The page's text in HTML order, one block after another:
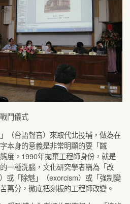
鬥儀式
（台語聲音）來取代北投埔，做為在
本身的意義是非常明顯的要「馘
度。1990年拋棄工程師身份，就是
一種洗腦，文化研究學者稱為「改
或「除魅」（exorcism）或「強制變
萬分，徹底把刻板的工程師改變。